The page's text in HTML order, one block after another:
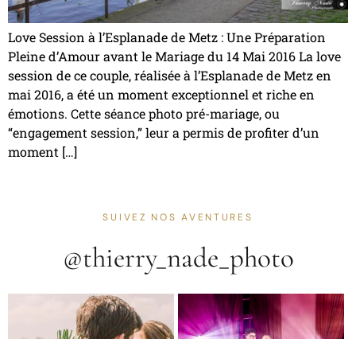
Love Session à l’Esplanade de Metz : Une Préparation
Pleine d’Amour avant le Mariage du 14 Mai 2016 La love
session de ce couple, réalisée à l’Esplanade de Metz en
mai 2016, a été un moment exceptionnel et riche en
émotions. Cette séance photo pré-mariage, ou
“engagement session,” leur a permis de profiter d’un
moment […]
SUIVEZ NOS AVENTURES
@thierry_nade_photo